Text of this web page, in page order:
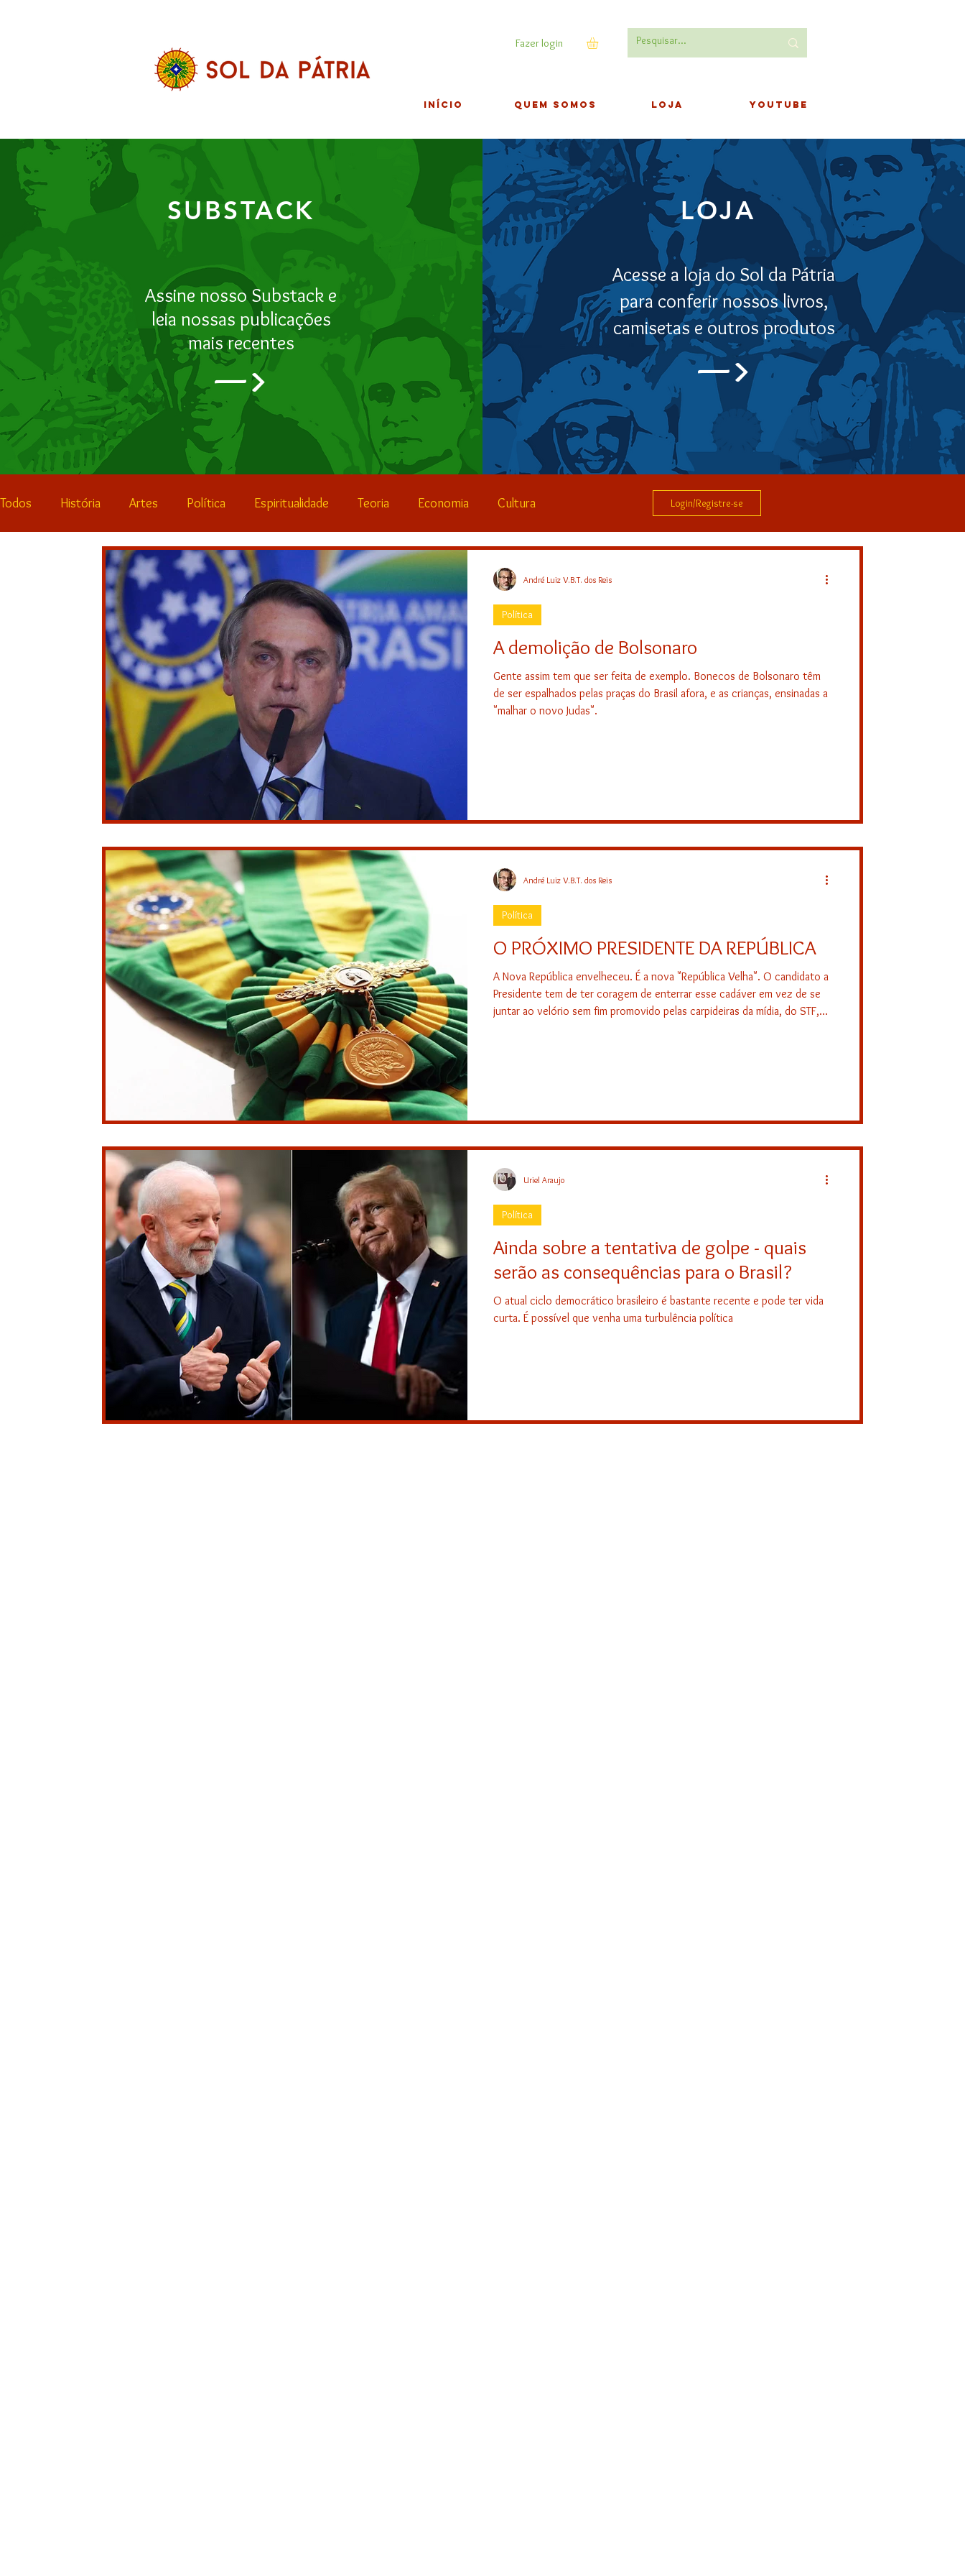
Fazer login
INÍCIO QUEM SOMOS LOJA YOUTUBE
SUBSTACK
Assine nosso Substack e
leia nossas publicações
mais recentes
—>
LOJA
Acesse a loja do Sol da Pátria
para conferir nossos livros,
camisetas e outros produtos
—>
Todos História Artes Política Espiritualidade Teoria Economia Cultura
Esporte Resenhas Educação Lives
Login/Registre-se
A demolição de Bolsonaro
Gente assim tem que ser feita de exemplo. Bonecos de Bolsonaro têm
de ser espalhados pelas praças do Brasil afora, e as crianças, ensinadas a
"malhar o novo Judas".
Política
André Luiz V.B.T. dos Reis
O PRÓXIMO PRESIDENTE DA REPÚBLICA
A Nova República envelheceu. É a nova "República Velha". O candidato a
Presidente tem de ter coragem de enterrar esse cadáver em vez de se
juntar ao velório sem fim promovido pelas carpideiras da mídia, do STF,
Política
André Luiz V.B.T. dos Reis
Ainda sobre a tentativa de golpe - quais
serão as consequências para o Brasil?
O atual ciclo democrático brasileiro é bastante recente e pode ter vida
curta. É possível que venha uma turbulência política
Política
Uriel Araujo